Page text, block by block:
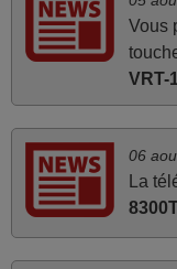
directement
fournies.
Je suis très
Vous
VRT-
06
La